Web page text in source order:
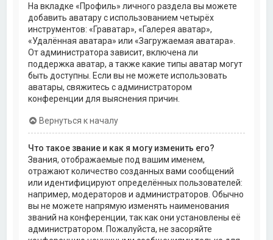
На вкладке «Профиль» личного раздела вы можете
добавить аватару с использованием четырёх
инструментов: «Граватар», «Галерея аватар»,
«Удалённая аватара» или «Загружаемая аватара».
От администратора зависит, включена ли
поддержка аватар, а также какие типы аватар могут
быть доступны. Если вы не можете использовать
аватары, свяжитесь с администратором
конференции для выяснения причин.
Вернуться к началу
Что такое звание и как я могу изменить его?
Звания, отображаемые под вашим именем,
отражают количество созданных вами сообщений
или идентифицируют определённых пользователей:
например, модераторов и администраторов. Обычно
вы не можете напрямую изменять наименования
званий на конференции, так как они установлены её
администратором. Пожалуйста, не засоряйте